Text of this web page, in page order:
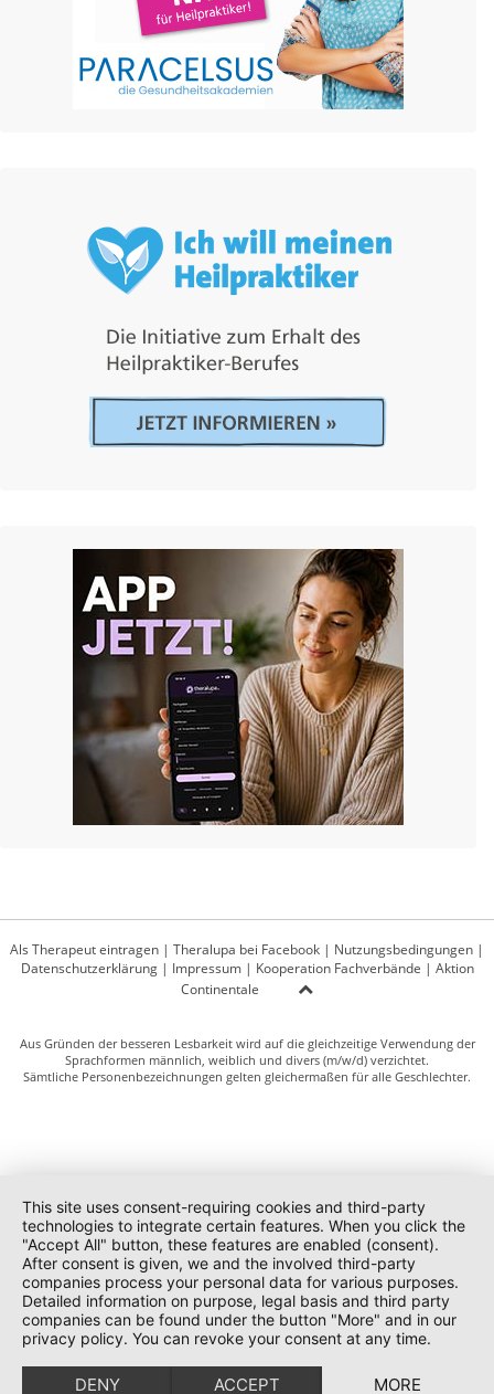
Als Therapeut eintragen | Theralupa bei Facebook | Nutzungsbedingungen |
Datenschutzerklärung| Impressum| Kooperation Fachverbände | Aktion
Continentale
Aus Gründen der besseren Lesbarkeit wird auf die gleichzeitige Verwendung der
Sprachformen männlich, weiblich und divers (m/w/d) verzichtet.
Sämtliche Personenbezeichnungen gelten gleichermaßen für alle Geschlechter.
This site uses consent-requiring cookies and third-party
technologies to integrate certain features. When you click the
"Accept All" button, these features are enabled (consent).
After consent is given, we and the involved third-party
companies process your personal data for various purposes.
Detailed information on purpose, legal basis and third party
companies can be found under the button "More" and in our
privacy policy. You can revoke your consent at any time.
DENY ACCEPT MORE